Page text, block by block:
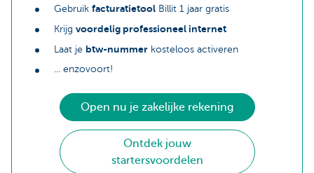
Gebruik facturatietool Billit 1 jaar gratis
Krijg voordelig professioneel internet
Laat je btw-nummer kosteloos activeren
... enzovoort!
Open nu je zakelijke rekening
Ontdek jouw
startersvoordelen